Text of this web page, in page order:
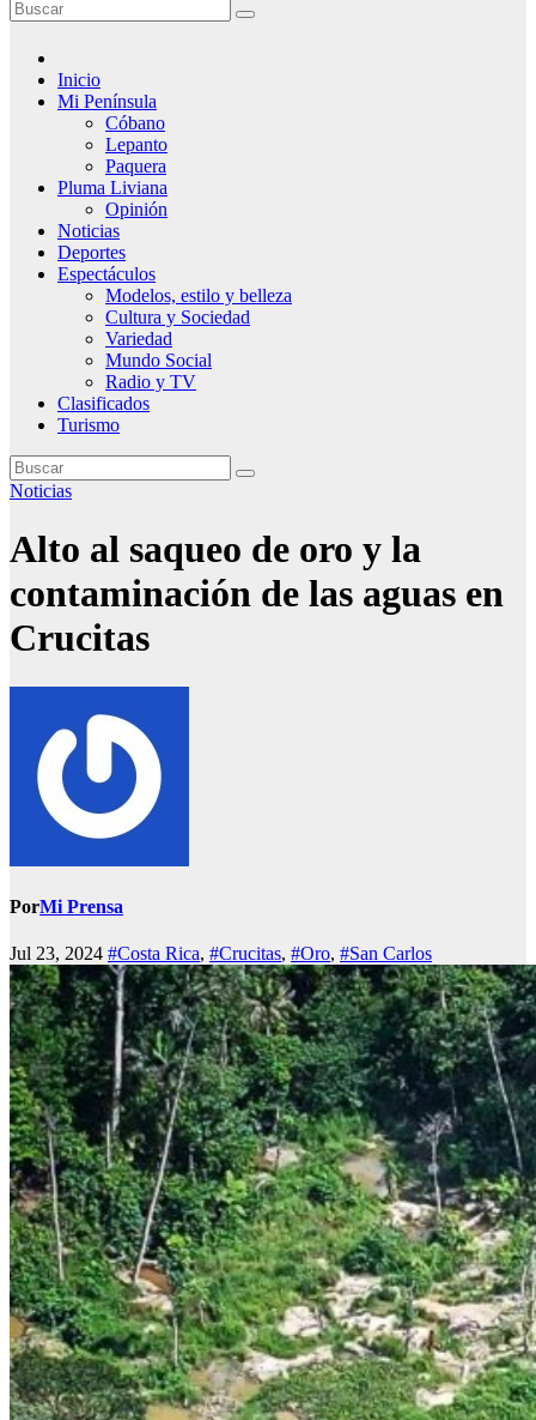
Inicio
Mi Península
Cóbano
Lepanto
Paquera
Pluma Liviana
Opinión
Noticias
Deportes
Espectáculos
Modelos, estilo y belleza
Cultura y Sociedad
Variedad
Mundo Social
Radio y TV
Clasificados
Turismo
Noticias
Alto al saqueo de oro y la
contaminación de las aguas en
Crucitas
PorMi Prensa
Jul 23, 2024 #Costa Rica, #Crucitas, #Oro, #San Carlos